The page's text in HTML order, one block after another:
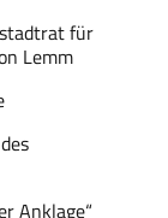
für
Lemm
Anklage“